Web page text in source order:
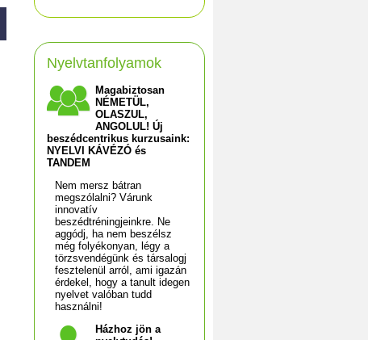
Nyelvtanfolyamok
Magabiztosan
NÉMETÜL,
OLASZUL,
ANGOLUL! Új
beszédcentrikus kurzusaink:
NYELVI KÁVÉZÓ és
TANDEM
Nem mersz bátran
megszólalni? Várunk
innovatív
beszédtréningjeinkre. Ne
aggódj, ha nem beszélsz
még folyékonyan, légy a
törzsvendégünk és társalogj
fesztelenül arról, ami igazán
érdekel, hogy a tanult idegen
nyelvet valóban tudd
használni!
Házhoz jön a